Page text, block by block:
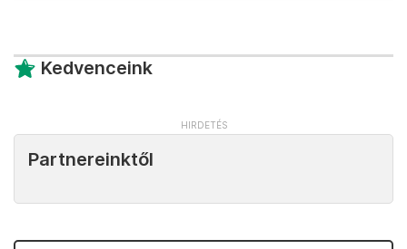
Kedvenceink
Partnereinktől